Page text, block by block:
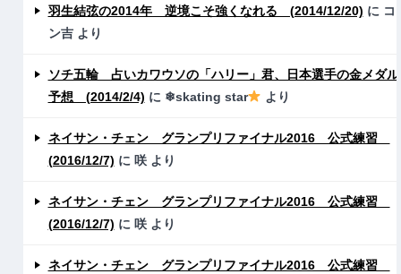
羽生結弦の2014年 逆境こそ強くなれる (2014/12/20) に コ
ン吉より
ソチ五輪 占いカワウソの「ハリー」君、日本選手の金メダル
予想 (2014/2/4) に ❄skating star より
ネイサン・チェン グランプリファイナル2016 公式練習
(2016/12/7) に 咲より
ネイサン・チェン グランプリファイナル2016 公式練習
(2016/12/7) に 咲より
ネイサン・チェン グランプリファイナル2016 公式練習